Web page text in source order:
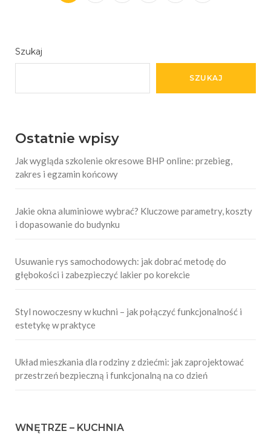
Szukaj
SZUKAJ
Ostatnie wpisy
Jak wygląda szkolenie okresowe BHP online: przebieg,
zakres i egzamin końcowy
Jakie okna aluminiowe wybrać? Kluczowe parametry, koszty
i dopasowanie do budynku
Usuwanie rys samochodowych: jak dobrać metodę do
głębokości i zabezpieczyć lakier po korekcie
Styl nowoczesny w kuchni – jak połączyć funkcjonalność i
estetykę w praktyce
Układ mieszkania dla rodziny z dziećmi: jak zaprojektować
przestrzeń bezpieczną i funkcjonalną na co dzień
WNĘTRZE – KUCHNIA